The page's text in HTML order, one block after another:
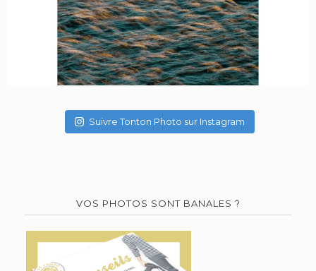
Suivre Tonton Photo sur Instagram
VOS PHOTOS SONT BANALES ?